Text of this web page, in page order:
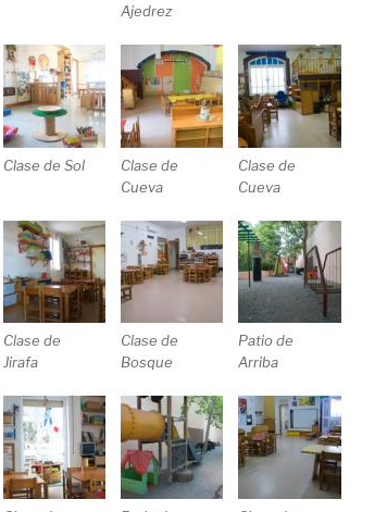
Ajedrez
Clase de Sol
Clase de
Cueva
Clase de
Cueva
Clase de
Jirafa
Clase de
Bosque
Patio de
Arriba